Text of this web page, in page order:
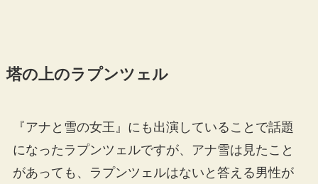
塔の上のラプンツェル
『アナと雪の女王』にも出演していることで話題
になったラプンツェルですが、アナ雪は見たこと
があっても、ラプンツェルはないと答える男性が